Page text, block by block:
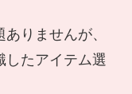
りませんが、
したアイテム選